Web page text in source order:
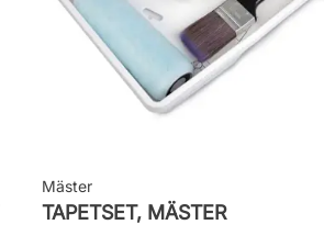
Mäster
TAPETSET, MÄSTER